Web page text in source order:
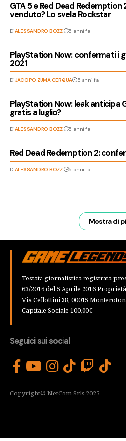
GTA 5 e Red Dead
venduto? Lo svela Rockstar
DiALESSANDRO BOZZI 5 anni fa
PlayStation Now: confermati i
2021
DiJACOPO ZUMA CERQUA 5 anni fa
PlayStation Now: leak anticipa
gratis a luglio?
DiALESSANDRO BOZZI 5 anni fa
Red Dead Redemption 2:
DiALESSANDRO BOZZI 5 anni fa
Mostra di
Testata giornalistica registrata
63/2016 del 5 Aprile 2016
Via Cellottini 38, 00015
Capitale Sociale 100,00€
Seguici sui social
Copyright© NetCom Srls 2025